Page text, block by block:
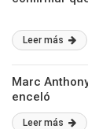
Leer más
Marc
enceló
Leer más